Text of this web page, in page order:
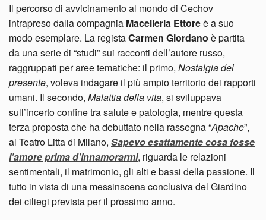
Il percorso di avvicinamento al mondo di Cechov
intrapreso dalla compagnia Macelleria Ettoreè a suo
modo esemplare. La registaCarmen Giordano è partita
da una serie di “studi” sui racconti dell’autore russo,
raggruppati per aree tematiche: il primo, Nostalgia del
presente, voleva indagare il più ampio territorio dei rapporti
umani. Il secondo, Malattia della vita, si sviluppava
sull’incerto confine tra salute e patologia, mentre questa
terza proposta che ha debuttato nella rassegna “Apache”,
al Teatro Litta di Milano, Sapevo esattamente cosa fosse
l’amore prima d’innamorarmi, riguarda le relazioni
sentimentali, il matrimonio, gli alti e bassi della passione. Il
tutto in vista di una messinscena conclusiva del Giardino
dei ciliegi prevista per il prossimo anno.